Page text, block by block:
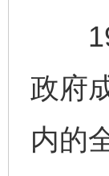
政府
内的